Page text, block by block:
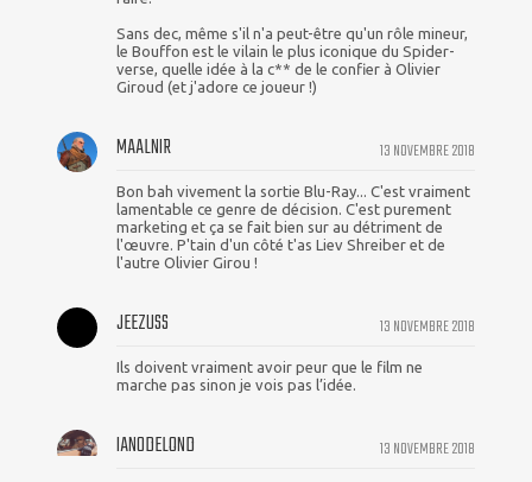
Sans dec, même s'il n'a peut-être qu'un rôle mineur,
le Bouffon est le vilain le plus iconique du Spider-
verse, quelle idée à la c** de le confier à Olivier
Giroud (et j'adore ce joueur !)
13 NOVEMBRE 2018
MAALNIR
Bon bah vivement la sortie Blu-Ray... C'est vraiment
lamentable ce genre de décision. C'est purement
marketing et ça se fait bien sur au détriment de
l'œuvre. P'tain d'un côté t'as Liev Shreiber et de
l'autre Olivier Girou !
13 NOVEMBRE 2018
JEEZUSS
Ils doivent vraiment avoir peur que le film ne
marche pas sinon je vois pas l’idée.
13 NOVEMBRE 2018
IAN0DELOND